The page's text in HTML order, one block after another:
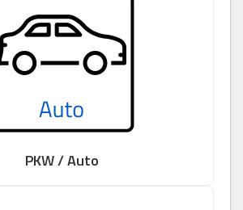
PKW / Auto